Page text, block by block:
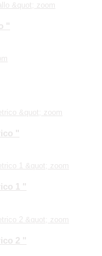
zoom
"
zoom
"
zoom
1 "
zoom
2 "